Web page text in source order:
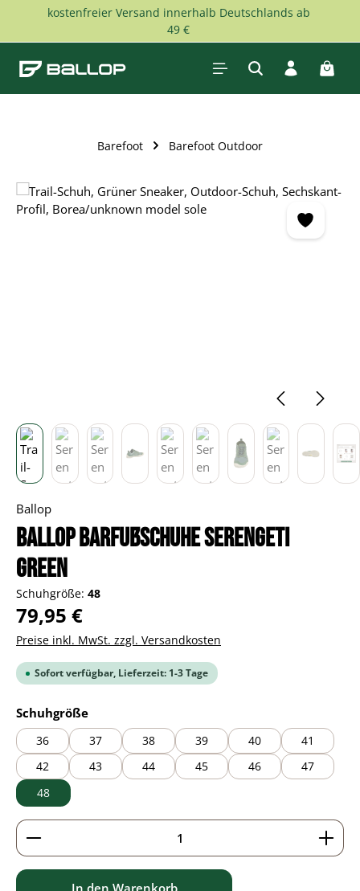
Zum Hauptinhalt springen
kostenfreier Versand innerhalb Deutschlands ab
49 €
Barefoot Barefoot Outdoor
Bildergalerie überspringen
Ballop
BALLOP Barfußschuhe Serengeti
green
Schuhgröße: 48
Regulärer Preis:
79,95 €
Preise inkl. MwSt. zzgl. Versandkosten
Sofort verfügbar, Lieferzeit: 1-3 Tage
Schuhgrößeauswählen
36 37 38 39 40
41
42
43 44 45 46
47
48
Produkt Anzahl: Gib den gewünschten Wert ein
In den Warenkorb